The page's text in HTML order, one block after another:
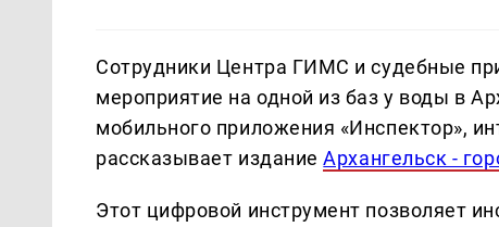
Сотрудники Центра ГИМС и судебные
мероприятие на одной из баз у воды в
мобильного приложения «Инспектор»,
рассказывает изданиеАрхангельск -
Этот цифровой инструмент позволяет